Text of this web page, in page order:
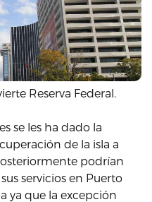
Reserva Federal.
se les ha dado la
de la isla a
podrían
servicios en Puerto
ya que la excepción